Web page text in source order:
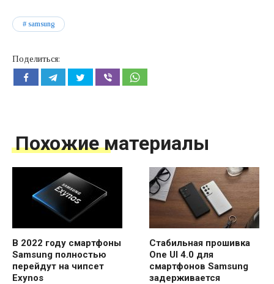
samsung
Поделиться:
Похожие материалы
В 2022 году смартфоны
Samsung полностью
перейдут на чипсет
Exynos
Стабильная прошивка
One UI 4.0 для
смартфонов Samsung
задерживается